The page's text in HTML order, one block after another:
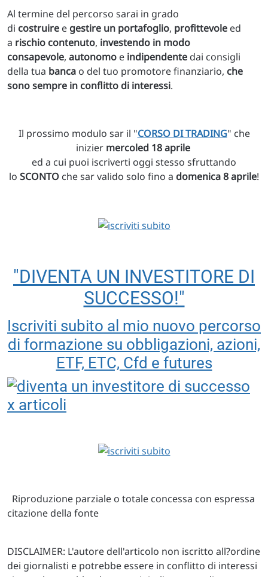
Al termine del percorso sarai in grado
di costruire e gestire un portafoglio, profittevole ed
a rischio contenuto, investendo in modo
consapevole, autonomo e indipendente dai consigli
della tua banca o del tuo promotore finanziario, che
sono sempre in conflitto di interessi.
Il prossimo modulo sar il "CORSO DI TRADING" che
inizier mercoled 18 aprile
ed a cui puoi iscriverti oggi stesso sfruttando
lo SCONTO che sar valido solo fino a domenica 8 aprile!
"DIVENTA UN INVESTITORE DI
SUCCESSO!"
Iscriviti subito al mio nuovo percorso
di formazione su obbligazioni, azioni,
ETF, ETC, Cfd e futures
Riproduzione parziale o totale concessa con espressa
citazione della fonte
DISCLAIMER: L'autore dell'articolo non iscritto all?ordine
dei giornalisti e potrebbe essere in conflitto di interessi